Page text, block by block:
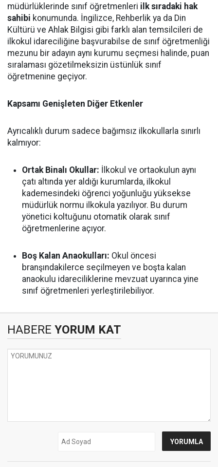
müdürlüklerinde sınıf öğretmenleri ilk sıradaki hak
sahibi konumunda. İngilizce, Rehberlik ya da Din
Kültürü ve Ahlak Bilgisi gibi farklı alan temsilcileri de
ilkokul idareciliğine başvurabilse de sınıf öğretmenliği
mezunu bir adayın aynı kurumu seçmesi halinde, puan
sıralaması gözetilmeksizin üstünlük sınıf
öğretmenine geçiyor.
Kapsamı Genişleten Diğer Etkenler
Ayrıcalıklı durum sadece bağımsız ilkokullarla sınırlı
kalmıyor:
Ortak Binalı Okullar: İlkokul ve ortaokulun aynı
çatı altında yer aldığı kurumlarda, ilkokul
kademesindeki öğrenci yoğunluğu yüksekse
müdürlük normu ilkokula yazılıyor. Bu durum
yönetici koltuğunu otomatik olarak sınıf
öğretmenlerine açıyor.
Boş Kalan Anaokulları: Okul öncesi
branşındakilerce seçilmeyen ve boşta kalan
anaokulu idareciliklerine mevzuat uyarınca yine
sınıf öğretmenleri yerleştirilebiliyor.
HABERE YORUM KAT